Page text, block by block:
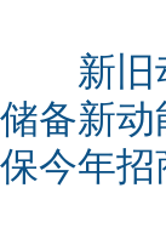
新旧动
储备新动
保今年招